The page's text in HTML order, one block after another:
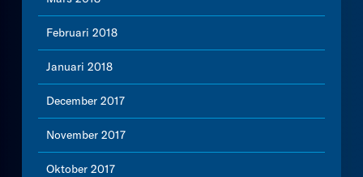
Februari 2018
Januari 2018
December 2017
November 2017
Oktober 2017